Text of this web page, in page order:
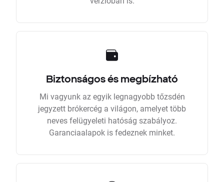
Biztonságos és megbízható
Mi vagyunk az egyik legnagyobb tőzsdén
jegyzett brókercég a világon, amelyet több
neves felügyeleti hatóság szabályoz.
Garanciaalapok is fedeznek minket.